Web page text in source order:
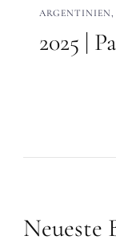
ARGENTINIEN
2025 |
Neueste